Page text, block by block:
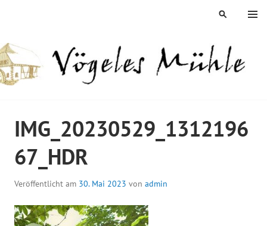
MENÜ
SUCHEN
IMG_20230529_1312196
67_HDR
Veröffentlicht am 30. Mai 2023 von admin